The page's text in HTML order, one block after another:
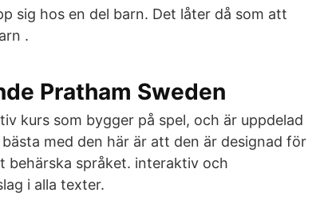
sig hos en del barn. Det låter då som att
.
Pratham Sweden
kurs som bygger på spel, och är uppdelad
med den här är att den är designad för
språket. interaktiv och
i alla texter.